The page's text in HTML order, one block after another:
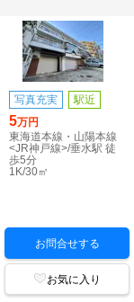
写真充実 駅近
5万円
東海道本線・山陽本線
<JR神戸線>/垂水駅 徒
歩5分
1K/30㎡
お問合せする
お気に入り